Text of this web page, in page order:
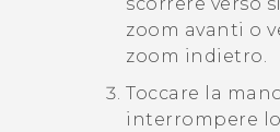
scorrere verso
zoom avanti o
zoom indietro.
Toccare la
interrompere